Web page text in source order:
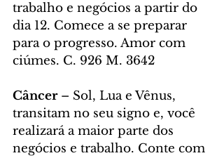
trabalho e negócios a partir do
dia 12. Comece a se preparar
para o progresso. Amor com
ciúmes. C. 926 M. 3642
Câncer – Sol, Lua e Vênus,
transitam no seu signo e, você
realizará a maior parte dos
negócios e trabalho. Conte com